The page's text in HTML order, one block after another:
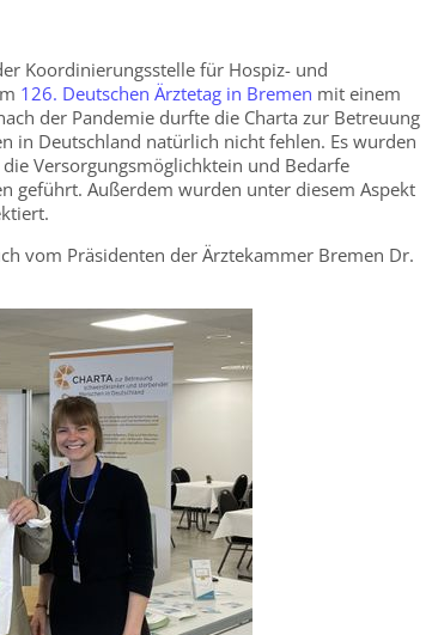
Koordinierungsstelle für Hospiz- und
126. Deutschen Ärztetag in Bremen mit einem
der Pandemie durfte die Charta zur Betreuung
in Deutschland natürlich nicht fehlen. Es wurden
Versorgungsmöglichktein und Bedarfe
geführt. Außerdem wurden unter diesem Aspekt
vom Präsidenten der Ärztekammer Bremen Dr.